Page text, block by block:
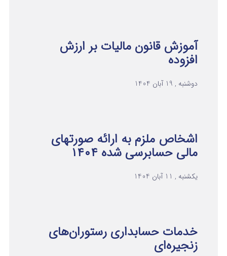
آموزش قانون مالیات بر ارزش
افزوده
دوشنبه , 19 آبان 1404
اشخاص ملزم به ارائه صورتهای
مالی حسابرسی شده ۱۴۰۴
یکشنبه , 11 آبان 1404
خدمات حسابداری رستوران‌های
زنجیره‌ای